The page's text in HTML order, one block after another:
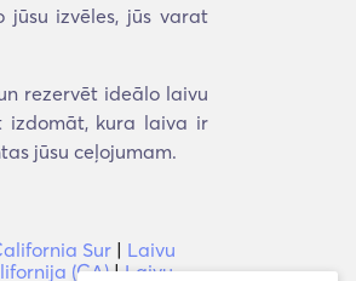
izvēles, jūs varat
rezervēt ideālo laivu
izdomāt, kura laiva ir
jūsu ceļojumam.
Sur | Laivu
(CA)|Laivu